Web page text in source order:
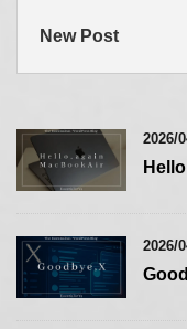
New Post
2026/
2026/